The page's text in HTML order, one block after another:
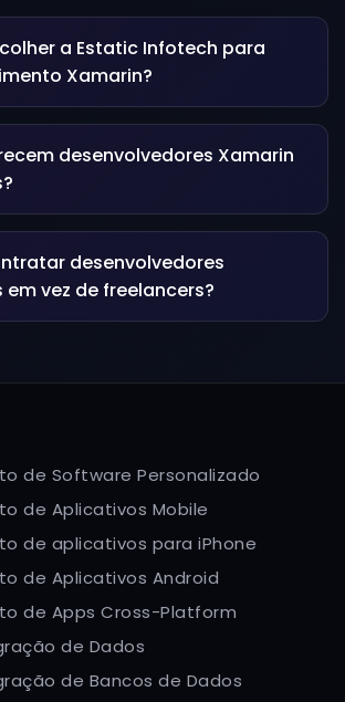
a Estatic Infotech para
Xamarin?
desenvolvedores Xamarin
desenvolvedores
vez de freelancers?
de Software Personalizado
de Aplicativos Mobile
de aplicativos para iPhone
de Aplicativos Android
de Apps Cross-Platform
de Dados
de Bancos de Dados